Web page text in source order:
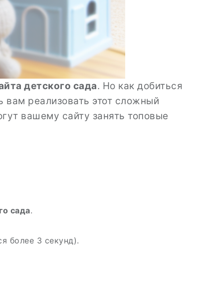
детского сада. Но как добиться
вам реализовать этот сложный
вашему сайту занять топовые
сада.
более 3 секунд).